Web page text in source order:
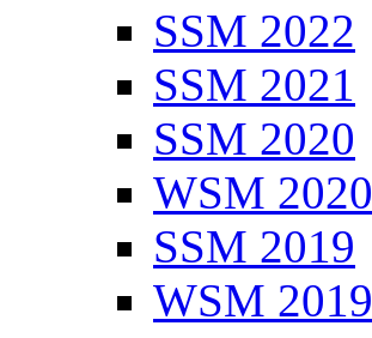
SSM 2022
SSM 2021
SSM 2020
WSM 2020
SSM 2019
WSM 2019